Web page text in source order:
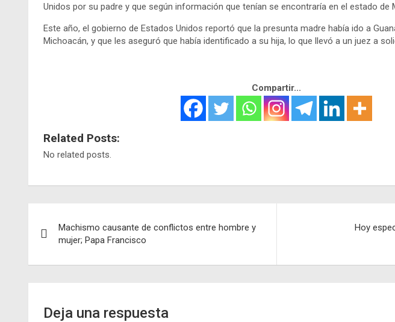
Unidos por su padre y que según información que tenían se encontraría en el estado de
Este año, el gobierno de Estados Unidos reportó que la presunta madre había ido a
Michoacán, y que les aseguró que había identificado a su hija, lo que llevó a un juez a
Compartir...
Related Posts:
No related posts.
de
entradas
Machismo causante de conflictos entre hombre y
mujer; Papa Francisco
Hoy
Deja una respuesta